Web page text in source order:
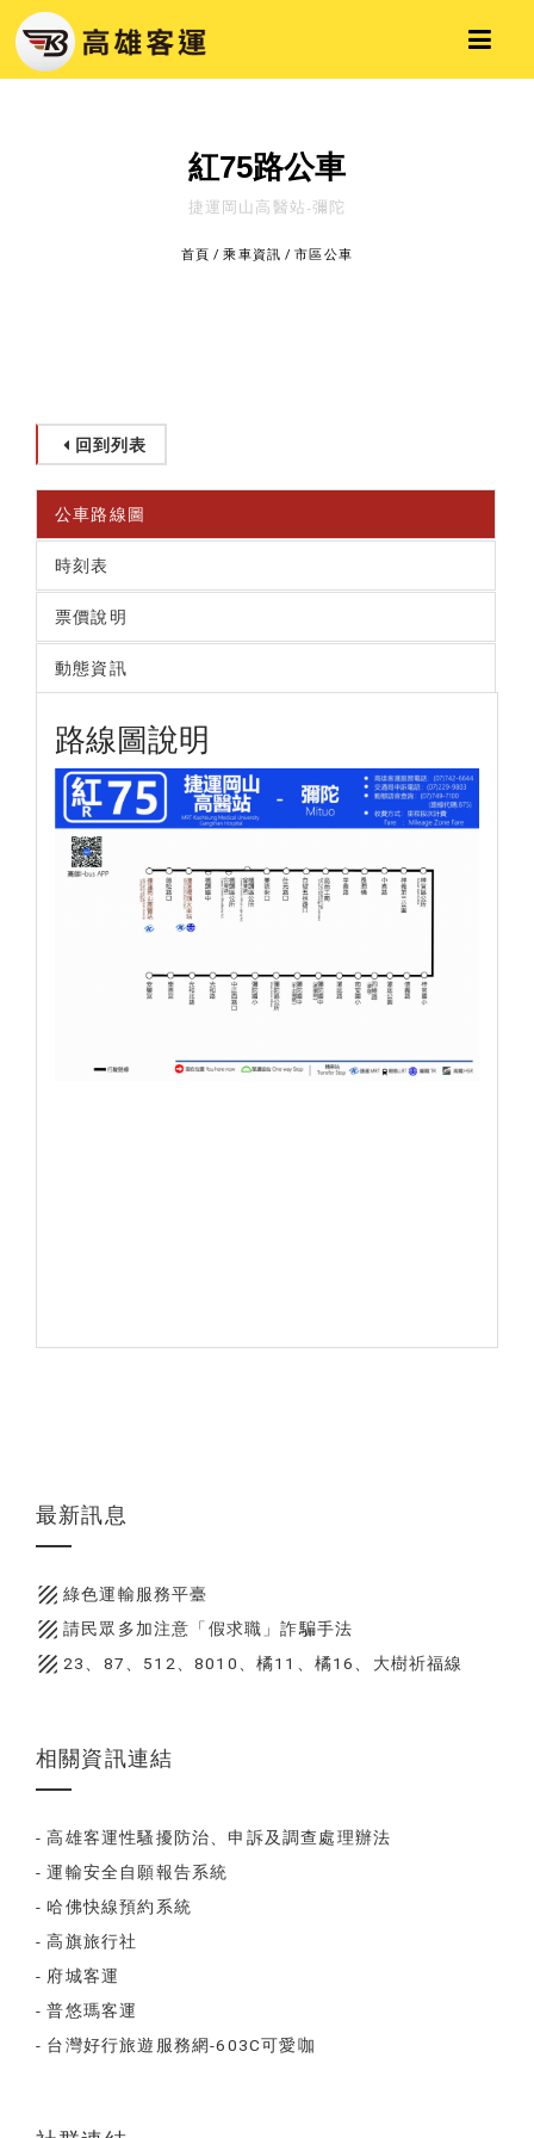
紅75路公車
捷運岡山高醫站-彌陀
首頁 /乘車資訊 /市區公車
回到列表
公車路線圖
時刻表
票價說明
動態資訊
路線圖說明
最新訊息
texture 綠色運輸服務平臺
texture 請民眾多加注意「假求職」詐騙手法
texture 23、87、512、8010、橘11、橘16、大樹祈福線
相關資訊連結
- 高雄客運性騷擾防治、申訴及調查處理辦法
- 運輸安全自願報告系統
- 哈佛快線預約系統
- 高旗旅行社
- 府城客運
- 普悠瑪客運
- 台灣好行旅遊服務網-603C可愛咖